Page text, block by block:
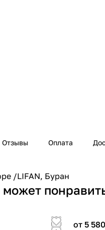
Отзывы Оплата
/LIFAN, Буран
от 5 580